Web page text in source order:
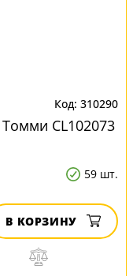
310290
CL102073
59 шт.
В КОРЗИНУ